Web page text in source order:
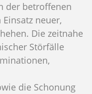
der betroffenen
neuer,
Die zeitnahe
Störfälle
die Schonung